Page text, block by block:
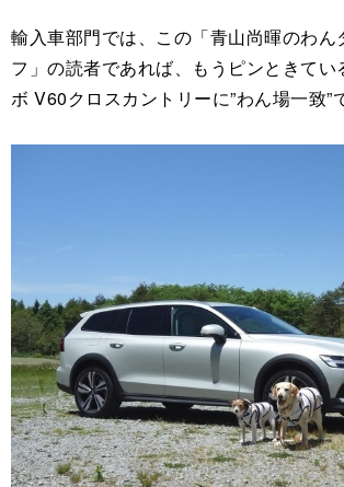
輸入車部門では、この「青山尚暉のわん
フ」の読者であれば、もうピンときてい
ボ V60クロスカントリーに”わん場一致”